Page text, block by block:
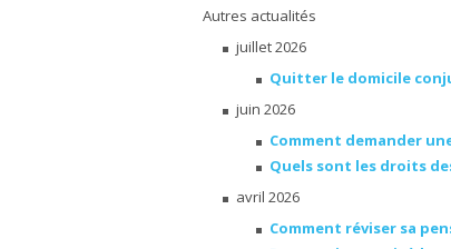
Autres actualités
juillet 2026
Quitter le domicile
juin 2026
Comment demander
Quels sont les droits
avril 2026
Comment réviser sa